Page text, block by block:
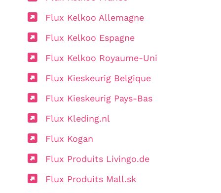
Flux Kelkoo Allemagne
Flux Kelkoo Espagne
Flux Kelkoo Royaume-Uni
Flux Kieskeurig Belgique
Flux Kieskeurig Pays-Bas
Flux Kleding.nl
Flux Kogan
Flux Produits Livingo.de
Flux Produits Mall.sk